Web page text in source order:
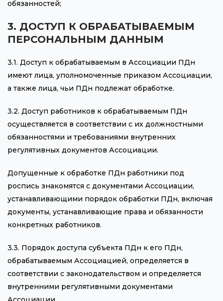
обязанностей;
3. ДОСТУП К ОБРАБАТЫВАЕМЫМ
ПЕРСОНАЛЬНЫМ ДАННЫМ
3.1. Доступ к обрабатываемым в Ассоциации ПДн
имеют лица, уполномоченные приказом Ассоциации,
а также лица, чьи ПДн подлежат обработке.
3.2. Доступ работников к обрабатываемым ПДн
осуществляется в соответствии с их должностными
обязанностями и требованиями внутренних
регулятивных документов Ассоциации.
Допущенные к обработке ПДн работники под
роспись знакомятся с документами Ассоциации,
устанавливающими порядок обработки ПДн, включая
документы, устанавливающие права и обязанности
конкретных работников.
3.3. Порядок доступа субъекта ПДн к его ПДн,
обрабатываемым Ассоциацией, определяется в
соответствии с законодательством и определяется
внутренними регулятивными документами